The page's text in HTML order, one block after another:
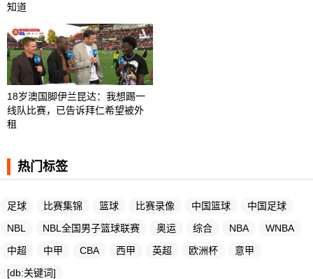
知道
18岁澳国脚伊兰昆达：我想踢一
线队比赛，已告诉拜仁希望被外
租
热门标签
足球 比赛集锦 篮球 比赛录像 中国篮球
中国足球
NBL
NBL全国男子篮球联赛 奥运 综合 NBA
WNBA
中超
中甲 CBA 西甲 英超 欧洲杯
意甲
[db:关键词]